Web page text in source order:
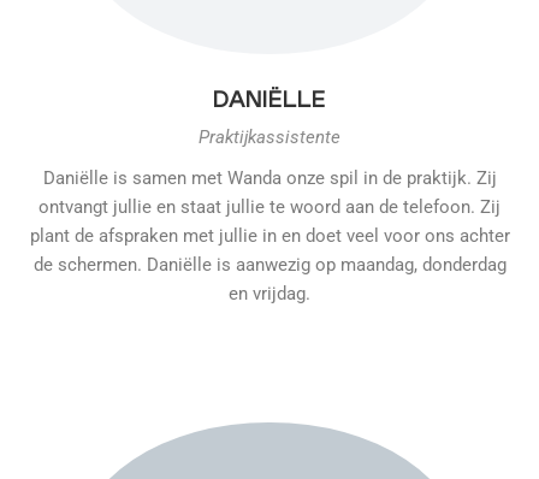
DANIËLLE
Praktijkassistente
Daniëlle is samen met Wanda onze spil in de praktijk. Zij
ontvangt jullie en staat jullie te woord aan de telefoon. Zij
plant de afspraken met jullie in en doet veel voor ons achter
de schermen. Daniëlle is aanwezig op maandag, donderdag
en vrijdag.